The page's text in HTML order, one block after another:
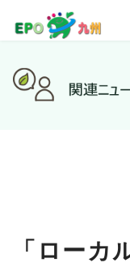
「ロー